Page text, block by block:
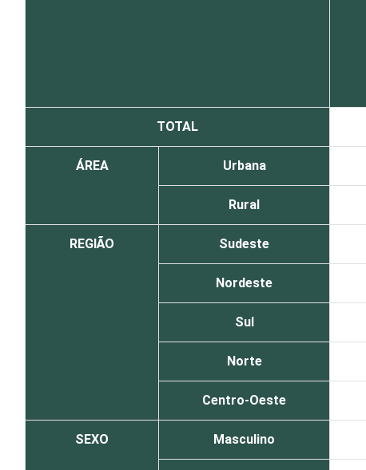
TOTAL
ÁREA Urbana
Rural
REGIÃO Sudeste
Nordeste
Sul
Norte
Centro-Oeste
SEXO Masculino